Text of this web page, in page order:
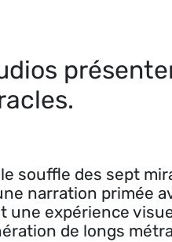
souffle des sept
narration primée
une expérience
de longs